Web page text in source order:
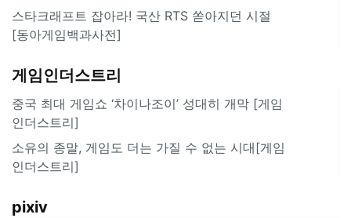
스타크래프트 잡아라! 국산 RTS 쏟아지던 시절
[동아게임백과사전]
게임인더스트리
중국 최대 게임쇼 ‘차이나조이’ 성대히 개막 [게임
인더스트리]
소유의 종말, 게임도 더는 가질 수 없는 시대[게임
인더스트리]
pixiv